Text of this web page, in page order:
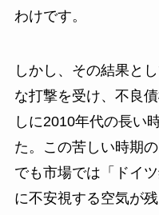
わけです。
しかし、その結果と
な打撃を受け、不良
しに2010年代の長い
た。この苦しい時期
でも市場では「ドイ
に不安視する空気が